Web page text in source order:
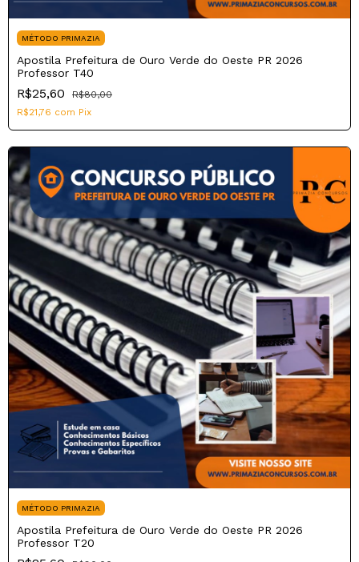
MÉTODO PRIMAZIA
Apostila Prefeitura de Ouro Verde do Oeste PR 2026
Professor T40
R$25,60
R$80,00
R$21,76 com Pix
MÉTODO PRIMAZIA
Apostila Prefeitura de Ouro Verde do Oeste PR 2026
Professor T20